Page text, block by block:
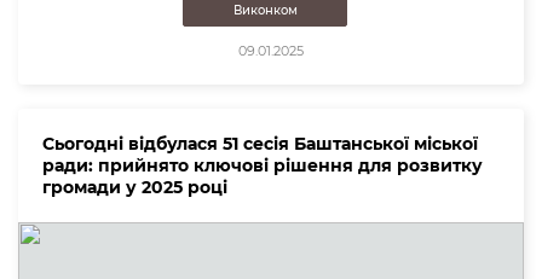
Виконком
09.01.2025
Сьогодні відбулася 51 сесія Баштанської міської
ради: прийнято ключові рішення для розвитку
громади у 2025 році